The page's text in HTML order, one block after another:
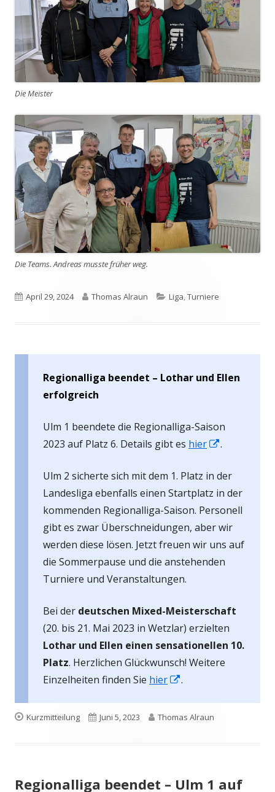
Die Meister
Die Teams. Andreas musste früher weg.
Veröffentlicht
April 29, 2024 Autor
Thomas Alraun Kategorien
Liga,Turniere
Regionalliga beendet – Lothar und Ellen
erfolgreich
Ulm 1 beendete die Regionalliga-Saison
2023 auf Platz 6. Details gibt es hier
In
Fenster
öffnen
.
Ulm 2 sicherte sich mit dem 1. Platz in der
Landesliga ebenfalls einen Startplatz in der
kommenden Regionalliga-Saison. Personell
gibt es zwar Überschneidungen, aber wir
werden diese lösen. Jetzt freuen wir uns auf
die Sommerpause und die anstehenden
Turniere und Veranstaltungen.
Bei der deutschen Mixed-Meisterschaft
(20. bis 21. Mai 2023 in Wetzlar) erzielten
Lothar und Ellen einen sensationellen 10.
Platz. Herzlichen Glückwunsch! Weitere
Einzelheiten finden Sie hier
In
Fenster
.
Format
Kurzmitteilung
Veröffentlicht
Juni 5, 2023 Autor
Thomas Alraun
Regionalliga beendet – Ulm 1 auf